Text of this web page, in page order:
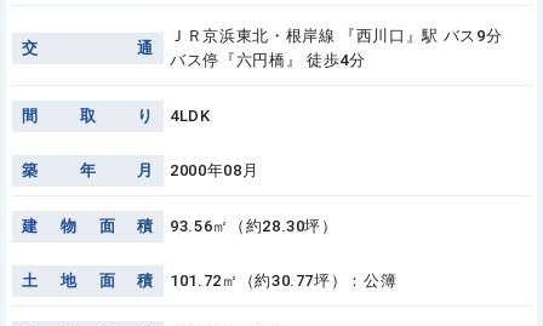
交 通
ＪＲ京浜東北・根岸線 『西川口』駅 バス9分
バス停『六円橋』 徒歩4分
間 取 り 4LDK
築 年 月 2000年08月
建 物 面 積 93.56㎡（約28.30坪）
土 地 面 積 101.72㎡（約30.77坪）：公簿